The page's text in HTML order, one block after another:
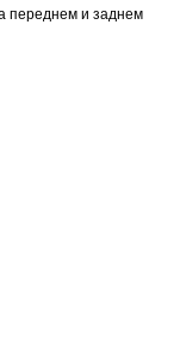
переднем и заднем